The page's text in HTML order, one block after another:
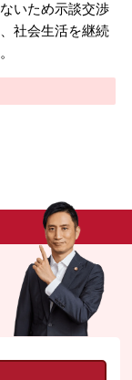
いため示談交渉
社会生活を継続